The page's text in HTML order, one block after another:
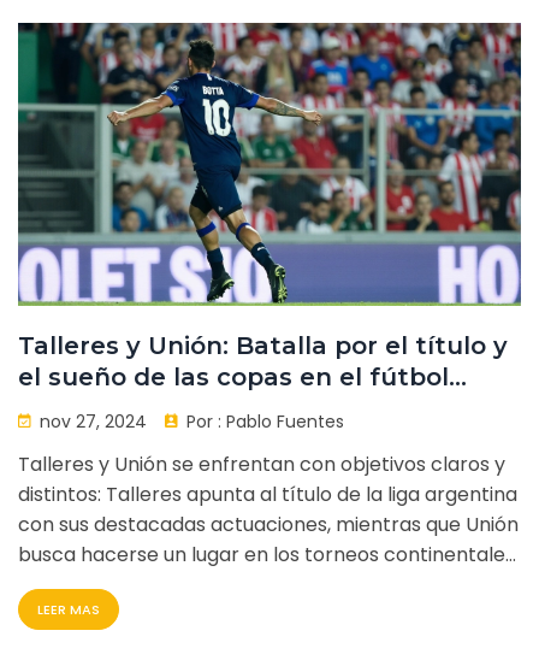
Talleres y Unión: Batalla por el título y
el sueño de las copas en el fútbol
argentino
nov 27, 2024 Por : Pablo Fuentes
Talleres y Unión se enfrentan con objetivos claros y
distintos: Talleres apunta al título de la liga argentina
con sus destacadas actuaciones, mientras que Unión
busca hacerse un lugar en los torneos continentales.
En un escenario lleno de expectativas, ambos clubes
llegan con la mira puesta en el éxito inmediato. La
LEER MAS